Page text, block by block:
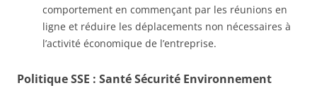
comportement en commençant par les réunions en
ligne et réduire les déplacements non nécessaires à
l’activité économique de l’entreprise.
Politique SSE : Santé Sécurité Environnement